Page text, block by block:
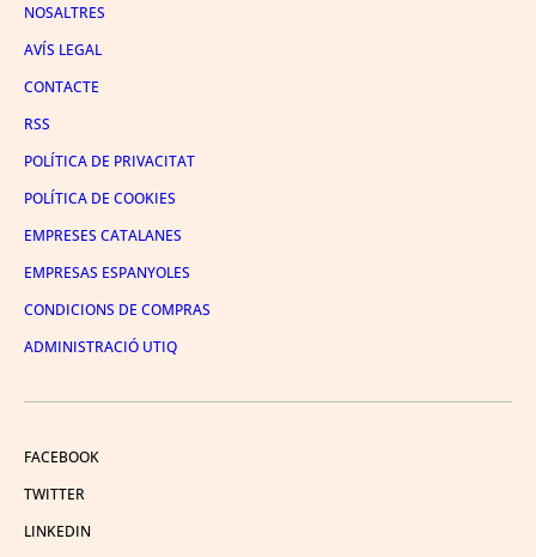
NOSALTRES
AVÍS LEGAL
CONTACTE
RSS
POLÍTICA DE PRIVACITAT
POLÍTICA DE COOKIES
EMPRESES CATALANES
EMPRESAS ESPANYOLES
CONDICIONS DE COMPRAS
ADMINISTRACIÓ UTIQ
FACEBOOK
TWITTER
LINKEDIN